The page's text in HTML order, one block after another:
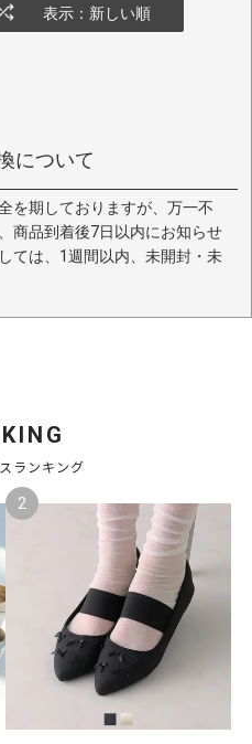
表示：新しい順
について
を期しておりますが、万一不
商品到着後7日以内にお知らせ
ては、1週間以内、未開封・未
ランキング